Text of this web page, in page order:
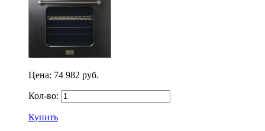
Цена: 74 982 руб.
Кол-во:
Купить